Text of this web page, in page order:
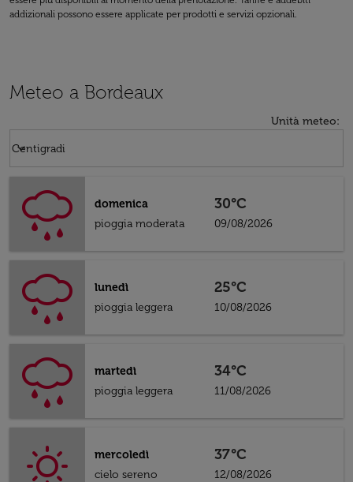
addizionali possono essere applicate per prodotti e servizi opzionali.
Meteo a Bordeaux
Unità meteo:
Centigradi
keyboard_arrow_down
domenica
pioggia moderata
30°C
09/08/2026
lunedì
pioggia leggera
25°C
10/08/2026
martedì
pioggia leggera
34°C
11/08/2026
mercoledì
cielo sereno
37°C
12/08/2026